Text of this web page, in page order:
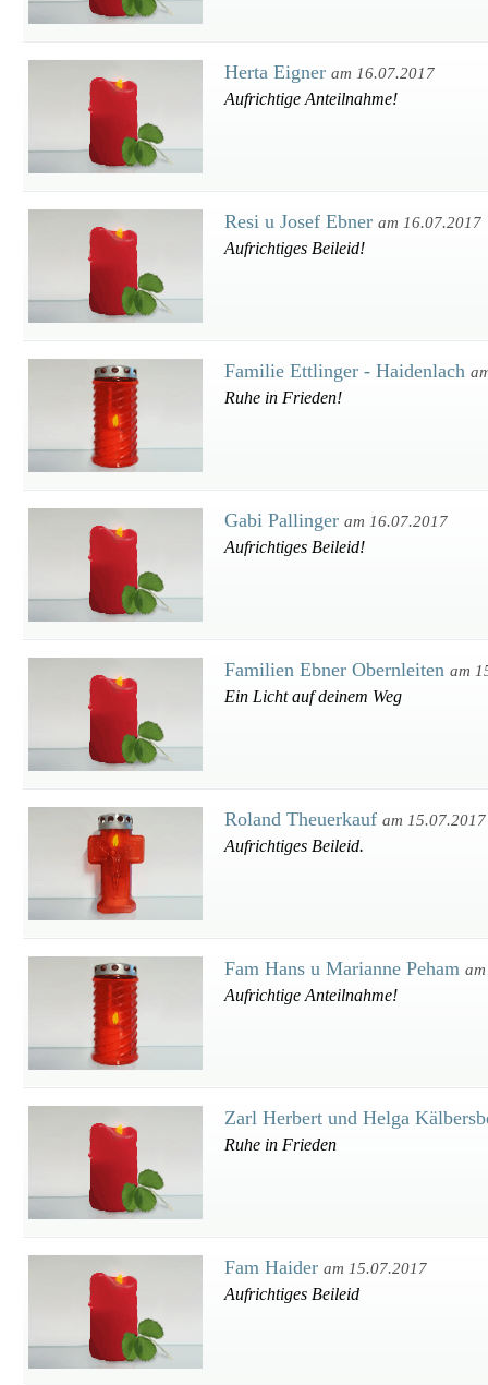
Herta Eigner am 16.07.2017
Aufrichtige Anteilnahme!
Resi u Josef Ebner am 16.07.2017
Aufrichtiges Beileid!
Familie Ettlinger - Haidenlach
Ruhe in Frieden!
Gabi Pallinger am 16.07.2017
Aufrichtiges Beileid!
Familien Ebner Obernleiten am
Ein Licht auf deinem Weg
Roland Theuerkauf am 15.07.2017
Aufrichtiges Beileid.
Fam Hans u Marianne Peham
Aufrichtige Anteilnahme!
Zarl Herbert und Helga
Ruhe in Frieden
Fam Haider am 15.07.2017
Aufrichtiges Beileid